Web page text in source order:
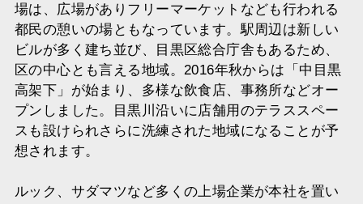
場は、広場がありフリーマーケットなども行われる
都民の憩いの場ともなっています。駅周辺は新しい
ビルが多く建ち並び、目黒区総合庁舎もあるため、
区の中心とも言える地域。2016年秋からは「中目黒
高架下」が始まり、多様な飲食店、事務所などオー
プンしました。目黒川沿いに店舗用のテラススペー
スも設けられさらに洗練された地域になることが予
想されます。
ルック、サダマツなど多くの上場企業が本社を置い